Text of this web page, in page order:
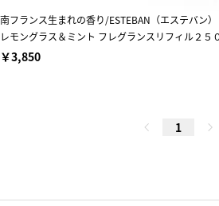
南フランス生まれの香り/ESTEBAN（エステバン
レモングラス＆ミント フレグランスリフィル２５
￥3,850
1